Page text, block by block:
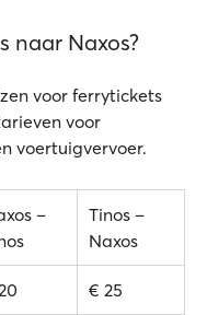
naar Naxos?
voor ferrytickets
voor
voertuigvervoer.
–
Tinos –
Naxos
€ 25